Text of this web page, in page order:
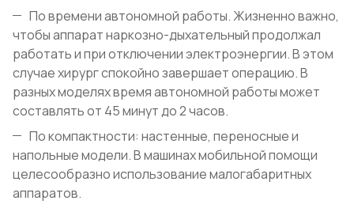
По времени автономной работы. Жизненно важно,
чтобы аппарат наркозно-дыхательный продолжал
работать и при отключении электроэнергии. В этом
случае хирург спокойно завершает операцию. В
разных моделях время автономной работы может
составлять от 45 минут до 2 часов.
По компактности: настенные, переносные и
напольные модели. В машинах мобильной помощи
целесообразно использование малогабаритных
аппаратов.